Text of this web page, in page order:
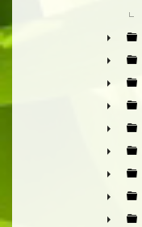
►
►
►
►
►
►
►
►